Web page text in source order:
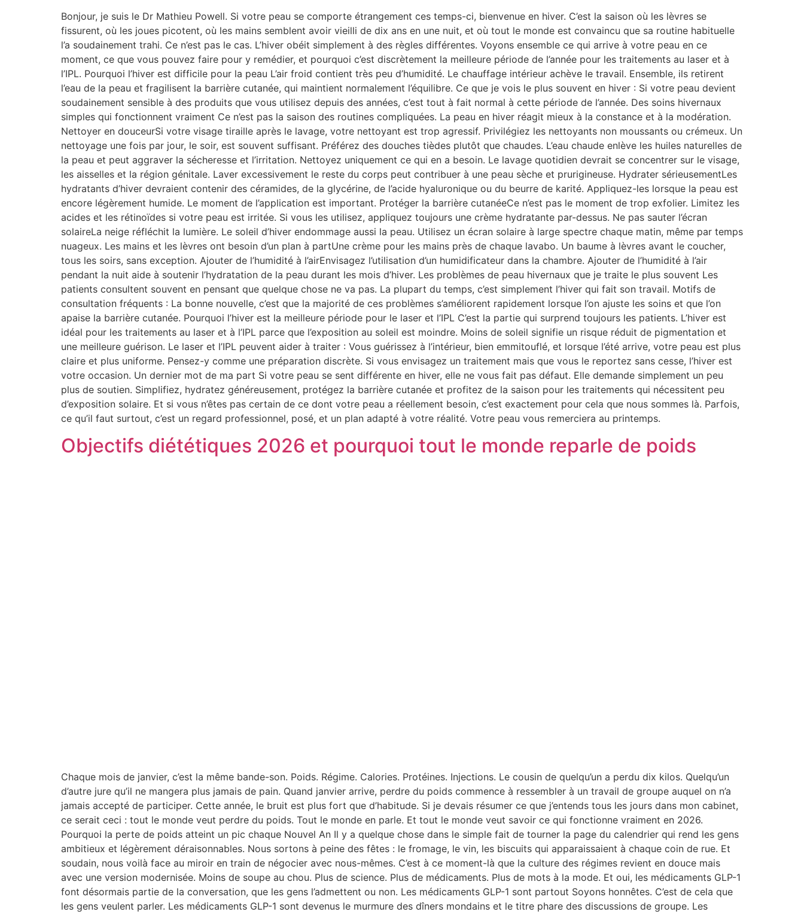
Bonjour, je suis le Dr Mathieu Powell. Si votre peau se comporte étrangement ces temps-ci, bienvenue en hiver. C’est la saison où les lèvres se
fissurent, où les joues picotent, où les mains semblent avoir vieilli de dix ans en une nuit, et où tout le monde est convaincu que sa routine habituelle
l’a soudainement trahi. Ce n’est pas le cas. L’hiver obéit simplement à des règles différentes. Voyons ensemble ce qui arrive à votre peau en ce
moment, ce que vous pouvez faire pour y remédier, et pourquoi c’est discrètement la meilleure période de l’année pour les traitements au laser et à
l’IPL. Pourquoi l’hiver est difficile pour la peau L’air froid contient très peu d’humidité. Le chauffage intérieur achève le travail. Ensemble, ils retirent
l’eau de la peau et fragilisent la barrière cutanée, qui maintient normalement l’équilibre. Ce que je vois le plus souvent en hiver : Si votre peau devient
soudainement sensible à des produits que vous utilisez depuis des années, c’est tout à fait normal à cette période de l’année. Des soins hivernaux
simples qui fonctionnent vraiment Ce n’est pas la saison des routines compliquées. La peau en hiver réagit mieux à la constance et à la modération.
Nettoyer en douceurSi votre visage tiraille après le lavage, votre nettoyant est trop agressif. Privilégiez les nettoyants non moussants ou crémeux. Un
nettoyage une fois par jour, le soir, est souvent suffisant. Préférez des douches tièdes plutôt que chaudes. L’eau chaude enlève les huiles naturelles de
la peau et peut aggraver la sécheresse et l’irritation. Nettoyez uniquement ce qui en a besoin. Le lavage quotidien devrait se concentrer sur le visage,
les aisselles et la région génitale. Laver excessivement le reste du corps peut contribuer à une peau sèche et prurigineuse. Hydrater sérieusementLes
hydratants d’hiver devraient contenir des céramides, de la glycérine, de l’acide hyaluronique ou du beurre de karité. Appliquez-les lorsque la peau est
encore légèrement humide. Le moment de l’application est important. Protéger la barrière cutanéeCe n’est pas le moment de trop exfolier. Limitez les
acides et les rétinoïdes si votre peau est irritée. Si vous les utilisez, appliquez toujours une crème hydratante par-dessus. Ne pas sauter l’écran
solaireLa neige réfléchit la lumière. Le soleil d’hiver endommage aussi la peau. Utilisez un écran solaire à large spectre chaque matin, même par temps
nuageux. Les mains et les lèvres ont besoin d’un plan à partUne crème pour les mains près de chaque lavabo. Un baume à lèvres avant le coucher,
tous les soirs, sans exception. Ajouter de l’humidité à l’airEnvisagez l’utilisation d’un humidificateur dans la chambre. Ajouter de l’humidité à l’air
pendant la nuit aide à soutenir l’hydratation de la peau durant les mois d’hiver. Les problèmes de peau hivernaux que je traite le plus souvent Les
patients consultent souvent en pensant que quelque chose ne va pas. La plupart du temps, c’est simplement l’hiver qui fait son travail. Motifs de
consultation fréquents : La bonne nouvelle, c’est que la majorité de ces problèmes s’améliorent rapidement lorsque l’on ajuste les soins et que l’on
apaise la barrière cutanée. Pourquoi l’hiver est la meilleure période pour le laser et l’IPL C’est la partie qui surprend toujours les patients. L’hiver est
idéal pour les traitements au laser et à l’IPL parce que l’exposition au soleil est moindre. Moins de soleil signifie un risque réduit de pigmentation et
une meilleure guérison. Le laser et l’IPL peuvent aider à traiter : Vous guérissez à l’intérieur, bien emmitouflé, et lorsque l’été arrive, votre peau est plus
claire et plus uniforme. Pensez-y comme une préparation discrète. Si vous envisagez un traitement mais que vous le reportez sans cesse, l’hiver est
votre occasion. Un dernier mot de ma part Si votre peau se sent différente en hiver, elle ne vous fait pas défaut. Elle demande simplement un peu
plus de soutien. Simplifiez, hydratez généreusement, protégez la barrière cutanée et profitez de la saison pour les traitements qui nécessitent peu
d’exposition solaire. Et si vous n’êtes pas certain de ce dont votre peau a réellement besoin, c’est exactement pour cela que nous sommes là. Parfois,
ce qu’il faut surtout, c’est un regard professionnel, posé, et un plan adapté à votre réalité. Votre peau vous remerciera au printemps.
Objectifs diététiques 2026 et pourquoi tout le monde reparle de poids
Chaque mois de janvier, c’est la même bande-son. Poids. Régime. Calories. Protéines. Injections. Le cousin de quelqu’un a perdu dix kilos. Quelqu’un
d’autre jure qu’il ne mangera plus jamais de pain. Quand janvier arrive, perdre du poids commence à ressembler à un travail de groupe auquel on n’a
jamais accepté de participer. Cette année, le bruit est plus fort que d’habitude. Si je devais résumer ce que j’entends tous les jours dans mon cabinet,
ce serait ceci : tout le monde veut perdre du poids. Tout le monde en parle. Et tout le monde veut savoir ce qui fonctionne vraiment en 2026.
Pourquoi la perte de poids atteint un pic chaque Nouvel An Il y a quelque chose dans le simple fait de tourner la page du calendrier qui rend les gens
ambitieux et légèrement déraisonnables. Nous sortons à peine des fêtes : le fromage, le vin, les biscuits qui apparaissaient à chaque coin de rue. Et
soudain, nous voilà face au miroir en train de négocier avec nous-mêmes. C’est à ce moment-là que la culture des régimes revient en douce mais
avec une version modernisée. Moins de soupe au chou. Plus de science. Plus de médicaments. Plus de mots à la mode. Et oui, les médicaments GLP-1
font désormais partie de la conversation, que les gens l’admettent ou non. Les médicaments GLP-1 sont partout Soyons honnêtes. C’est de cela que
les gens veulent parler. Les médicaments GLP-1 sont devenus le murmure des dîners mondains et le titre phare des discussions de groupe. Les